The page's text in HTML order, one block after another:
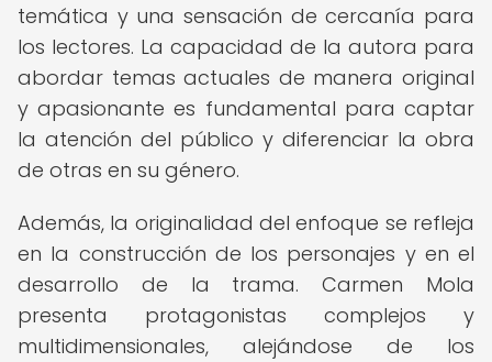
temática y una sensación de cercanía para
los lectores. La capacidad de la autora para
abordar temas actuales de manera original
y apasionante es fundamental para captar
la atención del público y diferenciar la obra
de otras en su género.
Además, la originalidad del enfoque se refleja
en la construcción de los personajes y en el
desarrollo de la trama. Carmen Mola
presenta protagonistas complejos y
multidimensionales, alejándose de los